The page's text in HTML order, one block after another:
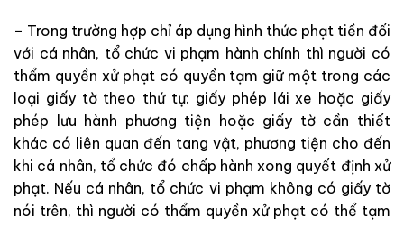
– Trong trường hợp chỉ áp dụng hình thức phạt tiền đối
với cá nhân, tổ chức vi phạm hành chính thì người có
thẩm quyền xử phạt có quyền tạm giữ một trong các
loại giấy tờ theo thứ tự: giấy phép lái xe hoặc giấy
phép lưu hành phương tiện hoặc giấy tờ cần thiết
khác có liên quan đến tang vật, phương tiện cho đến
khi cá nhân, tổ chức đó chấp hành xong quyết định xử
phạt. Nếu cá nhân, tổ chức vi phạm không có giấy tờ
nói trên, thì người có thẩm quyền xử phạt có thể tạm